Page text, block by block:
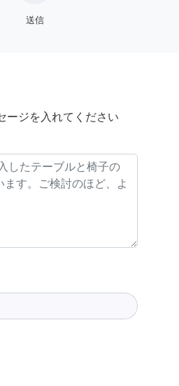
送信
ージを入れてください